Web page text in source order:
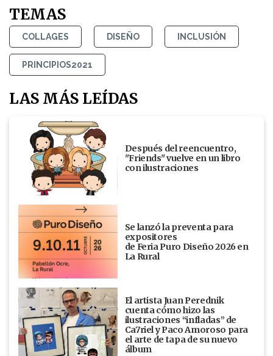
TEMAS
COLLAGES DISEÑO INCLUSIÓN
PRINCIPIOS2021
LAS MÁS LEÍDAS
Después del reencuentro,
"Friends" vuelve en un libro
con ilustraciones
Se lanzó la preventa para
expositores
de Feria Puro Diseño 2026 en
La Rural
El artista Juan Perednik
cuenta cómo hizo las
ilustraciones “infladas” de
Ca7riel y Paco Amoroso para
el arte de tapa de su nuevo
álbum